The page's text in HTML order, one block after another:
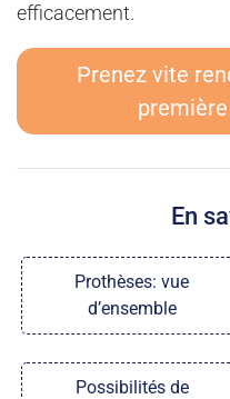
efficacement.
Prenez vite
En
Prothèses: vue
d’ensemble
Possibilités de